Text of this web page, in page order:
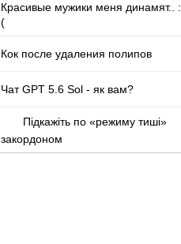
Красивые мужики меня динамят.. :
(
Кок после удаления полипов
Чат GPT 5.6 Sol - як вам?
Підкажіть по «режиму тиші»
закордоном